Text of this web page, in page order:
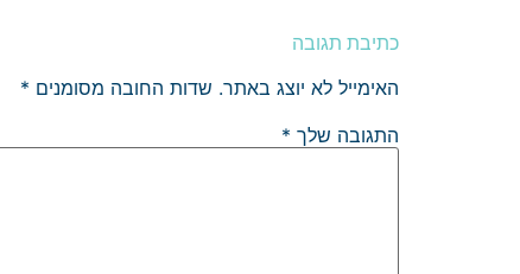
כתיבת תגובה
האימייל לא יוצג באתר. שדות החובה מסומנים *
התגובה שלך *